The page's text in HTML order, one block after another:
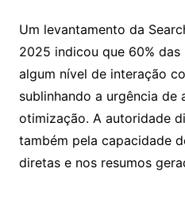
Um levantamento da
2025 indicou que 60% das
algum nível de interação
sublinhando a urgência de
otimização. A autoridade
também pela capacidade
diretas e nos resumos